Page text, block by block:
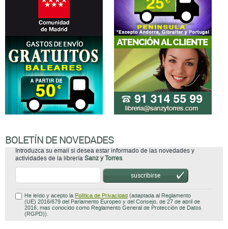
BOLETÍN DE NOVEDADES
Introduzca su email si desea estar informado de las novedades y
actividades de la librería Sanz y Torres.
suscribirse
He leído y acepto la Política de Privacidad (adaptada al Reglamento
(UE) 2016/679 del Parlamento Europeo y del Consejo, de 27 de abril de
2016, mas conocido como Reglamento General de Protección de Datos
(RGPD)).